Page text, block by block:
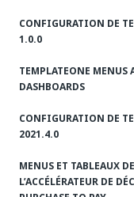
CONFIGURATION DE
1.0.0
TEMPLATEONE MENUS
DASHBOARDS
CONFIGURATION DE
2021.4.0
MENUS ET TABLEAUX
L’ACCÉLÉRATEUR DE